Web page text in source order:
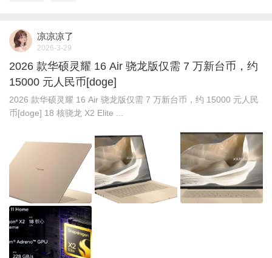
凉凉凉了
2026-3-29
2026 款华硕灵耀 16 Air 骁龙版仅需 7 万新台币，约
15000 元人民币[doge]
2026 款华硕灵耀 16 Air 骁龙版仅需 7 万新台币，约 15000 元人民
币[doge] 18 核骁龙 X2 Elite ...